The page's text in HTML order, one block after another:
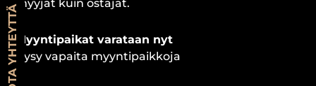
myyjät kuin ostajat.
Myyntipaikat varataan nyt
Kysy vapaita myyntipaikkoja
OTA YHTEYTTÄ